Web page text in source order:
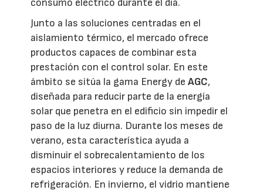
consumo eléctrico durante el día.
Junto a las soluciones centradas en el
aislamiento térmico, el mercado ofrece
productos capaces de combinar esta
prestación con el control solar. En este
ámbito se sitúa la gama Energy de AGC,
diseñada para reducir parte de la energía
solar que penetra en el edificio sin impedir el
paso de la luz diurna. Durante los meses de
verano, esta característica ayuda a
disminuir el sobrecalentamiento de los
espacios interiores y reduce la demanda de
refrigeración. En invierno, el vidrio mantiene